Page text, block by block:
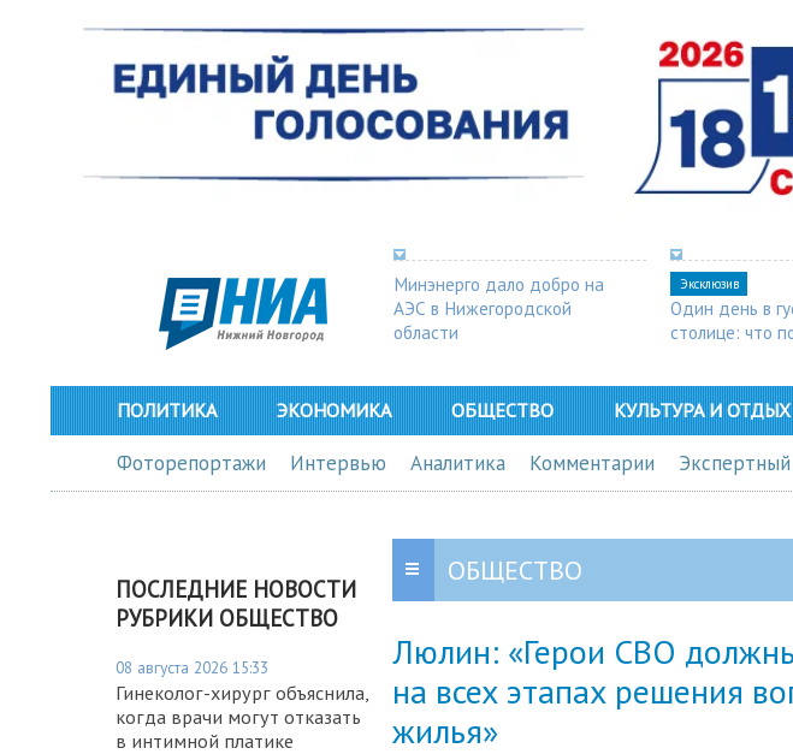
Минэнерго дало добро на
АЭС в Нижегородской
области
Эксклюзив
Один день в
столице: что
ПОЛИТИКА ЭКОНОМИКА ОБЩЕСТВО КУЛЬТУРА И ОТДЫХ
Фоторепортажи Интервью Аналитика Комментарии
ПОСЛЕДНИЕ НОВОСТИ
РУБРИКИ ОБЩЕСТВО
08 августа 2026 15:33
Гинеколог-хирург объяснила,
когда врачи могут отказать
в интимной платике
ОБЩЕСТВО
Люлин: «Герои СВО
на всех этапах решения
жилья»